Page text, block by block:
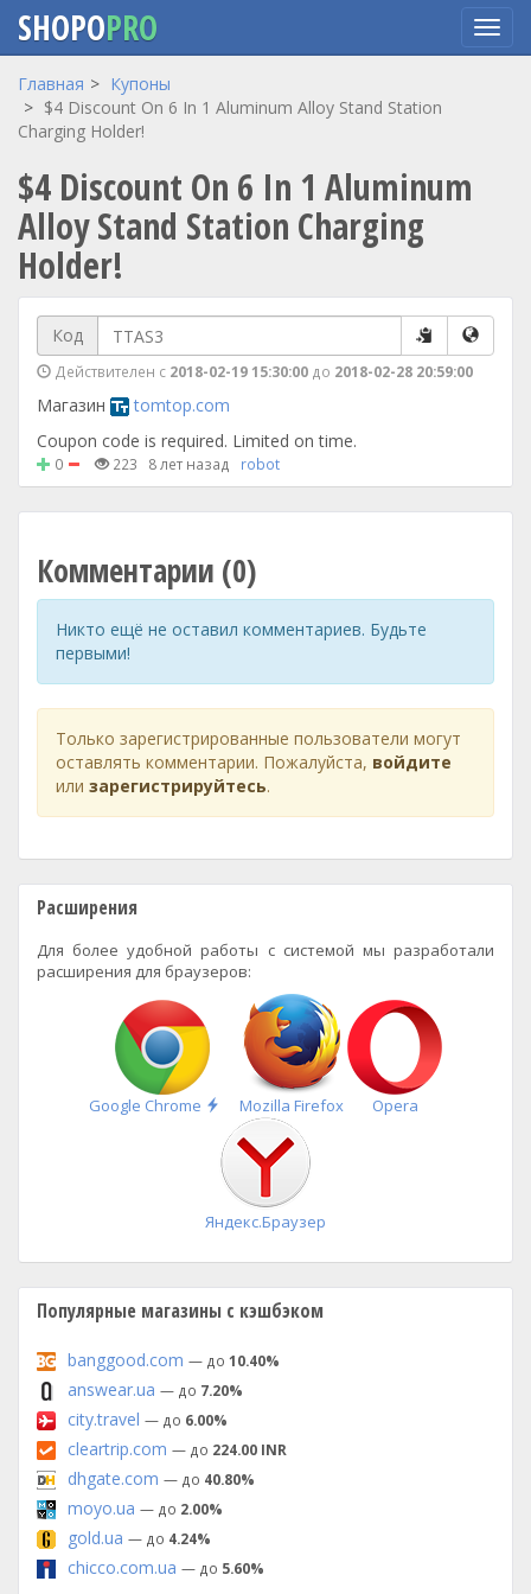
Перейти
основному
SHOPOPRO
Главная
Купоны
$4 Discount On 6 In 1 Aluminum Alloy Stand Station
Charging Holder!
$4 Discount On 6 In 1 Aluminum
Alloy Stand Station Charging
Holder!
Код
Действителен с 2018-02-19 15:30:00 до 2018-02-28 20:59:00
Магазин
tomtop.com
Coupon code is required. Limited on time.
0 223 8 лет назад robot
Комментарии (0)
Никто ещё не оставил комментариев. Будьте
первыми!
Только зарегистрированные пользователи могут
оставлять комментарии. Пожалуйста, войдите
или зарегистрируйтесь.
Расширения
Для более удобной работы с системой мы разработали
расширения для браузеров:
Google Chrome
Быстрая
установка
Mozilla Firefox Opera
Яндекс.Браузер
Популярные магазины с кэшбэком
banggood.com — до 10.40%
answear.ua — до 7.20%
city.travel — до 6.00%
cleartrip.com — до 224.00 INR
dhgate.com — до 40.80%
moyo.ua — до 2.00%
gold.ua — до 4.24%
chicco.com.ua — до 5.60%